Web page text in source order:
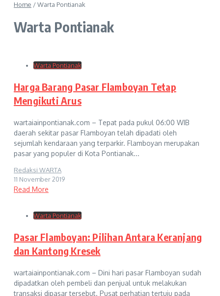
Home /Warta Pontianak
Warta Pontianak
Warta Pontianak
Harga Barang Pasar Flamboyan Tetap
Mengikuti Arus
wartaiainpontianak.com – Tepat pada pukul 06:00 WIB
daerah sekitar pasar Flamboyan telah dipadati oleh
sejumlah kendaraan yang terparkir. Flamboyan merupakan
pasar yang populer di Kota Pontianak...
Redaksi WARTA
11 November 2019
Read More
Warta Pontianak
Pasar Flamboyan: Pilihan Antara Keranjang
dan Kantong Kresek
wartaiainpontianak.com – Dini hari pasar Flamboyan sudah
dipadatkan oleh pembeli dan penjual untuk melakukan
transaksi dipasar tersebut. Pusat perhatian tertuju pada